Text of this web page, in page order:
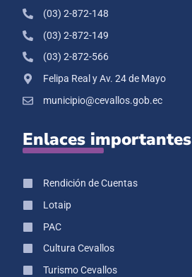
(03) 2-872-148
(03) 2-872-149
(03) 2-872-566
Felipa Real y Av. 24 de Mayo
municipio@cevallos.gob.ec
Enlaces importantes
Rendición de Cuentas
Lotaip
PAC
Cultura Cevallos
Turismo Cevallos